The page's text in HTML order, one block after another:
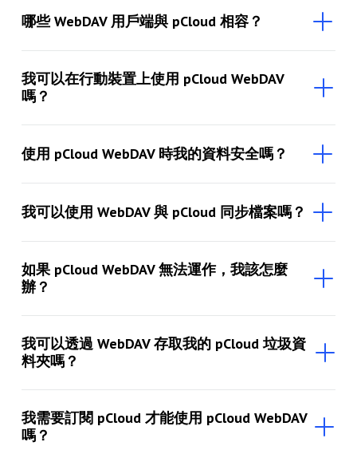
哪些 WebDAV 用戶端與 pCloud 相容？
我可以在行動裝置上使用 pCloud WebDAV
嗎？
使用 pCloud WebDAV 時我的資料安全嗎？
我可以使用 WebDAV 與 pCloud 同步檔案嗎？
如果 pCloud WebDAV 無法運作，我該怎麼
辦？
我可以透過 WebDAV 存取我的 pCloud 垃圾資
料夾嗎？
我需要訂閱 pCloud 才能使用 pCloud WebDAV
嗎？